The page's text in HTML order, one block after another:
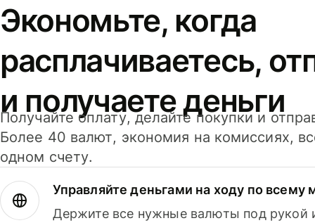
Экономьте, когда
расплачиваетесь,
и получаете деньги
Получайте оплату, делайте покупки и
Более 40 валют, экономия на комиссиях,
одном счету.
Управляйте деньгами на ходу по всему
Держите все нужные валюты под рукой